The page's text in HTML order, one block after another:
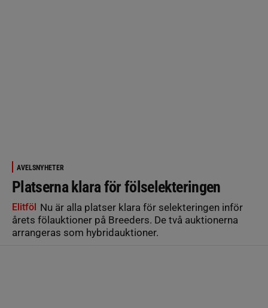
AVELSNYHETER
Platserna klara för fölselekteringen
Elitföl Nu är alla platser klara för selekteringen inför
årets fölauktioner på Breeders. De två auktionerna
arrangeras som hybridauktioner.